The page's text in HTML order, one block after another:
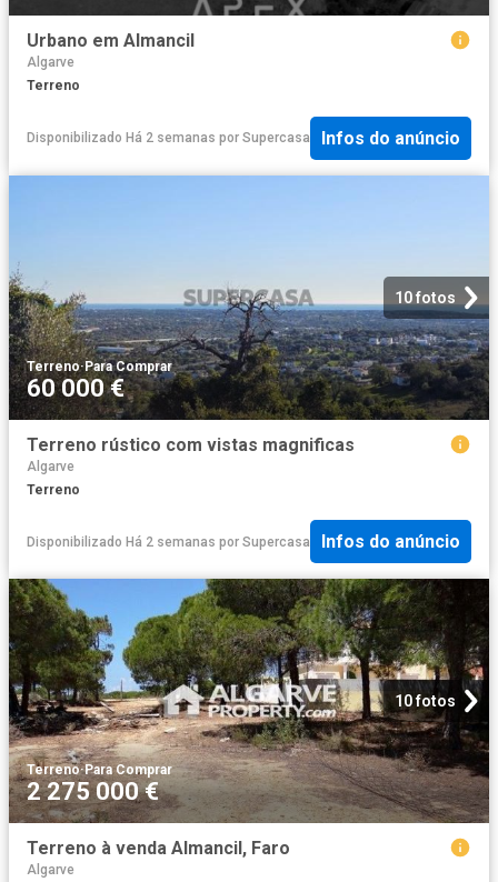
Urbano em Almancil
Algarve
Terreno
Disponibilizado Há 2 semanas por Supercasa Infos do anúncio
10 fotos
Terreno·Para Comprar
60 000 €
Terreno rústico com vistas magnificas
Algarve
Terreno
Disponibilizado Há 2 semanas por Supercasa Infos do anúncio
10 fotos
Terreno·Para Comprar
2 275 000 €
Terreno à venda Almancil, Faro
Algarve